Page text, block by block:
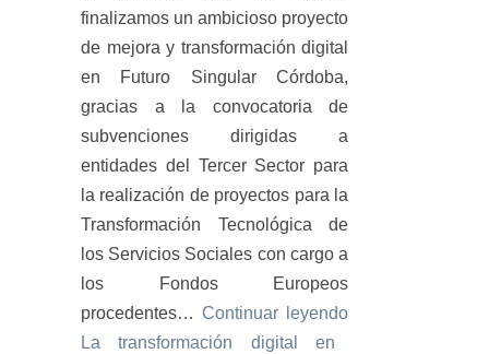
finalizamos un ambicioso proyecto
de mejora y transformación digital
en Futuro Singular Córdoba,
gracias a la convocatoria de
subvenciones dirigidas a
entidades del Tercer Sector para
la realización de proyectos para la
Transformación Tecnológica de
los Servicios Sociales con cargo a
los Fondos Europeos
procedentes… Continuar leyendo
La transformación digital en